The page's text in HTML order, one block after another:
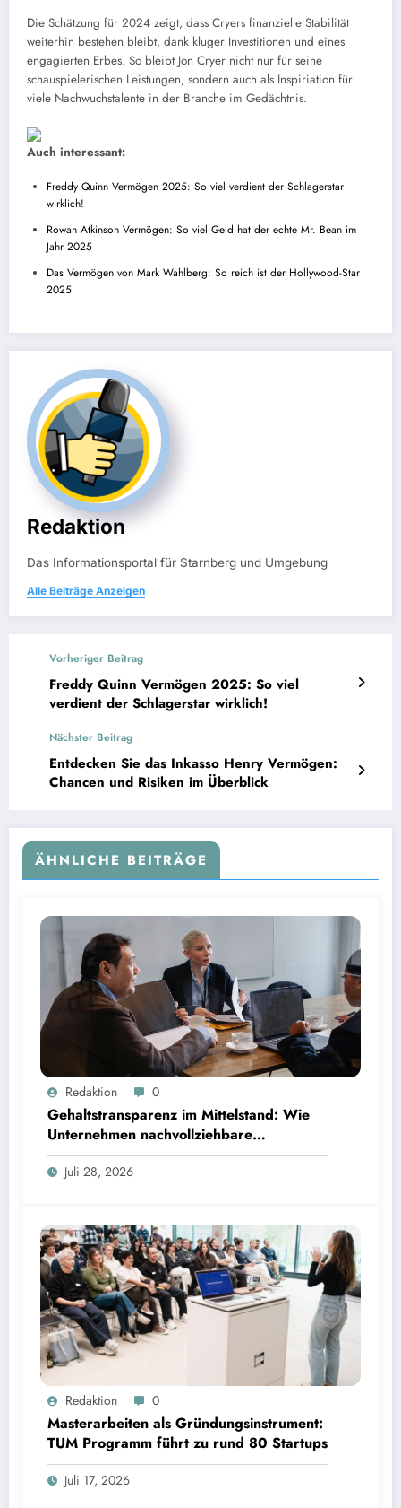
Die Schätzung für 2024 zeigt, dass Cryers finanzielle Stabilität
weiterhin bestehen bleibt, dank kluger Investitionen und eines
engagierten Erbes. So bleibt Jon Cryer nicht nur für seine
schauspielerischen Leistungen, sondern auch als Inspiriation für
viele Nachwuchstalente in der Branche im Gedächtnis.
Auch interessant:
Freddy Quinn Vermögen 2025: So viel verdient der Schlagerstar
wirklich!
Rowan Atkinson Vermögen: So viel Geld hat der echte Mr. Bean im
Jahr 2025
Das Vermögen von Mark Wahlberg: So reich ist der Hollywood-Star
2025
Redaktion
Das Informationsportal für Starnberg und Umgebung
Alle Beiträge Anzeigen
Vorheriger Beitrag
Freddy Quinn Vermögen 2025: So viel
verdient der Schlagerstar wirklich!
Nächster Beitrag
Entdecken Sie das Inkasso Henry Vermögen:
Chancen und Risiken im Überblick
ÄHNLICHE BEITRÄGE
Gehaltstransparenz im Mittelstand: Wie Unternehmen nachvollziehbare Vergütungsmodelle
schaffenRedaktion 0
Gehaltstransparenz im Mittelstand: Wie
Unternehmen nachvollziehbare
Vergütungsmodelle schaffen
Juli 28, 2026
Masterarbeiten als Gründungsinstrument: TUM Programm führt zu rund 80 Startups | Bild:
TUM
Redaktion 0
Masterarbeiten als Gründungsinstrument:
TUM Programm führt zu rund 80 Startups
Juli 17, 2026